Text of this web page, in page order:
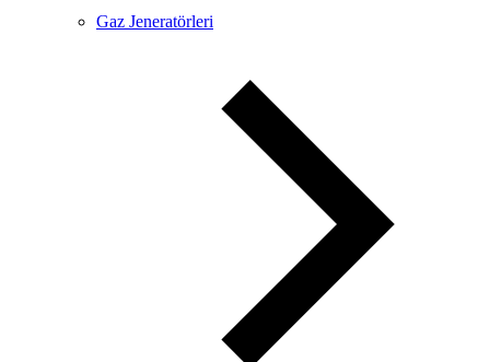
Gaz Jeneratörleri